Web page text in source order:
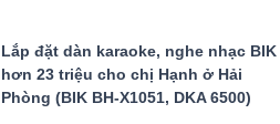
Lắp đặt dàn karaoke, nghe nhạc BIK
hơn 23 triệu cho chị Hạnh ở Hải
Phòng (BIK BH-X1051, DKA 6500)